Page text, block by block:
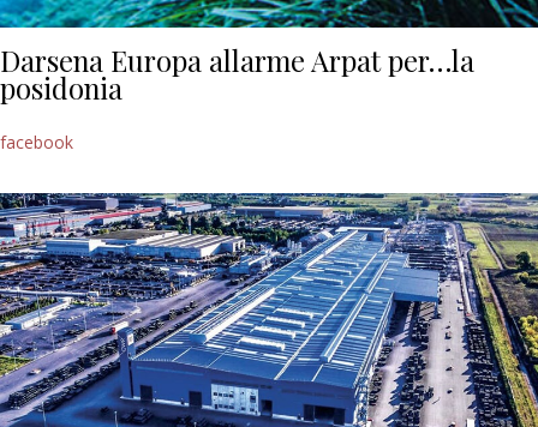
Darsena Europa allarme Arpat per…la
posidonia
facebook